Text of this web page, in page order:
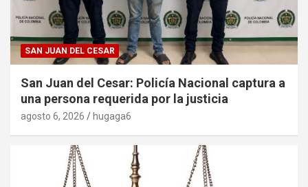
SAN JUAN DEL CESAR
San Juan del Cesar: Policía Nacional captura a
una persona requerida por la justicia
agosto 6, 2026 hugaga6